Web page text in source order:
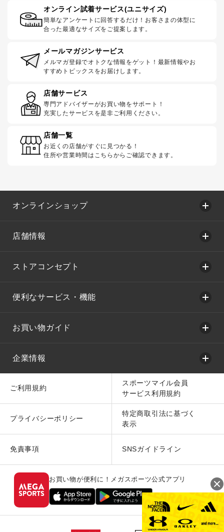
オンライン試着サービス(ユニサイズ)
簡単なアンケートに回答するだけ！お客さまの体型に
合った最適なサイズをご提案します。
メールマガジンサービス
メルマガ登録でオトクな情報をゲット！最新情報やお
すすめトピックスをお届けします。
店舗サービス
専門アドバイザーがお買い物をサポート！
充実したサービスを是非ご利用ください。
店舗一覧
お近くの店舗がすぐに見つかる！
住所や営業時間はこちらからご確認できます。
オンラインショップ
店舗情報
ストアコンセプト
便利なサービス・機能
お買い物ガイド
企業情報
ご利用規約
スポーツマイル会員
サービス利用規約
プライバシーポリシー
特定商取引法に基づく
表示
免責事項 SNSガイドライン
お買い物が便利に！メガスポーツ公式アプリ